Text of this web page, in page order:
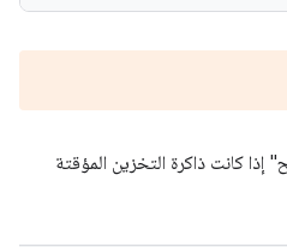
كانت ذاكرة التخزين المؤقتة